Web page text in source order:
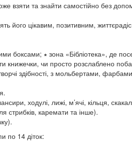
взяти та знайти самостійно без
його цікавим, позитивним,
боксами; ∗ зона «Бібліотека», де
книжечки, чи просто розслаблено
здібності, з мольбертами,
ходулі, лижі, м’ячі, кільця,
стрибків, каремати та інше).
по 14 діток: